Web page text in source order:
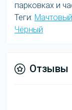
парковках и
Теги:
Чёрный
Отзывы